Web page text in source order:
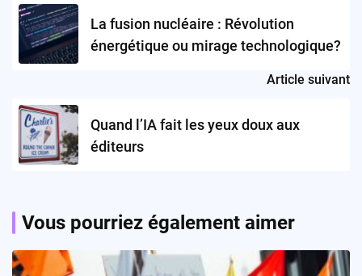
navigationLa fusion nucléaire : Révolution
énergétique ou mirage technologique?
Article suivant
Quand l’IA fait les yeux doux aux
éditeurs
Vous pourriez également aimer